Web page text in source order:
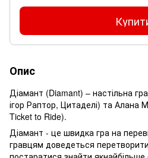
Опис
Діамант (Diamant) – настільна
ігор Раптор, Цитаделі) та Алана
Ticket to Ride).
Діамант - це швидка гра на
гравцям доведеться